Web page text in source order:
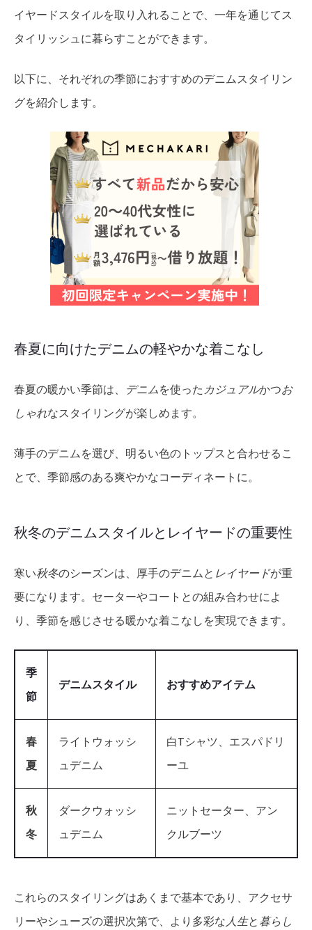
イヤードスタイルを取り入れることで、一年を通じてス
タイリッシュに暮らすことができます。
以下に、それぞれの季節におすすめのデニムスタイリン
グを紹介します。
春夏に向けたデニムの軽やかな着こなし
春夏の暖かい季節は、 デニムを使ったカジュアルかつお
しゃれなスタイリングが楽しめます。
薄手のデニムを選び、明るい色のトップスと合わせるこ
とで、季節感のある爽やかなコーディネートに。
秋冬のデニムスタイルとレイヤードの重要性
寒い秋冬のシーズンは、厚手のデニムと レイヤードが重
要になります。セーターやコートとの組み合わせによ
り、季節を感じさせる暖かな着こなしを実現できます。
季
節
デニムスタイル おすすめアイテム
春
夏
ライトウォッシ
ュデニム
白Tシャツ、エスパドリ
ーユ
秋
冬
ダークウォッシ
ュデニム
ニットセーター、アン
クルブーツ
これらのスタイリングはあくまで基本であり、アクセサ
リーやシューズの選択次第で、より多彩な人生と暮らし